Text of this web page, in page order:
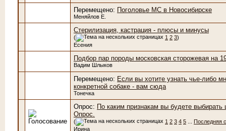
Перемещено: Поголовье МС в Новосибирске
Меняйлов Е.
Стерилизация, кастрация - плюсы и минусы
( 1 2 3)
Есения
Подбор пар породы московская сторожевая на
Вадим Шлыков
Перемещено: Если вы хотите узнать чье-либо
конкретной собаке - вам сюда
Тонечка
Опрос: По каким признакам вы будете выбирать
Опрос.
( 1 2 3 4 5
Последняя
Ирина